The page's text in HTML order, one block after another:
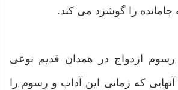
را گوشزد می کند.
رسوم ازدواج در همدان قدیم نوعی
آنهایی که زمانی این آداب و رسوم را